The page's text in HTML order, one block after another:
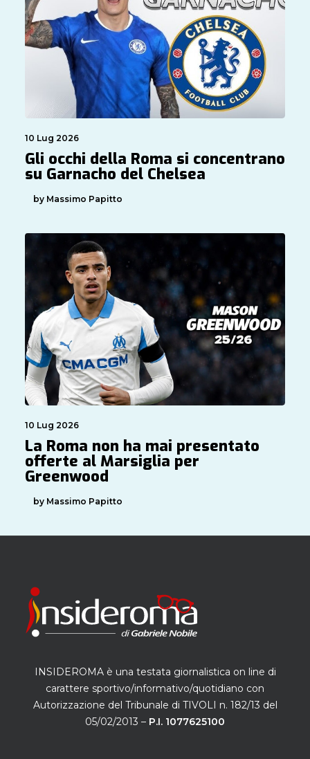
10 Lug 2026
Gli occhi della Roma si concentrano
su Garnacho del Chelsea
by Massimo Papitto
10 Lug 2026
La Roma non ha mai presentato
offerte al Marsiglia per
Greenwood
by Massimo Papitto
INSIDEROMA è una testata giornalistica on line di
carattere sportivo/informativo/quotidiano con
Autorizzazione del Tribunale di TIVOLI n. 182/13 del
05/02/2013 – P.I. 1077625100